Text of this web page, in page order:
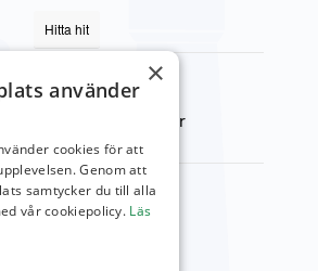
Hitta hit
Öppettider
att se alla våra öppettider
vårkontakt sida
oss
×
använder
cookies för att
Genom att
samtycker du till alla
vår cookiepolicy. Läs